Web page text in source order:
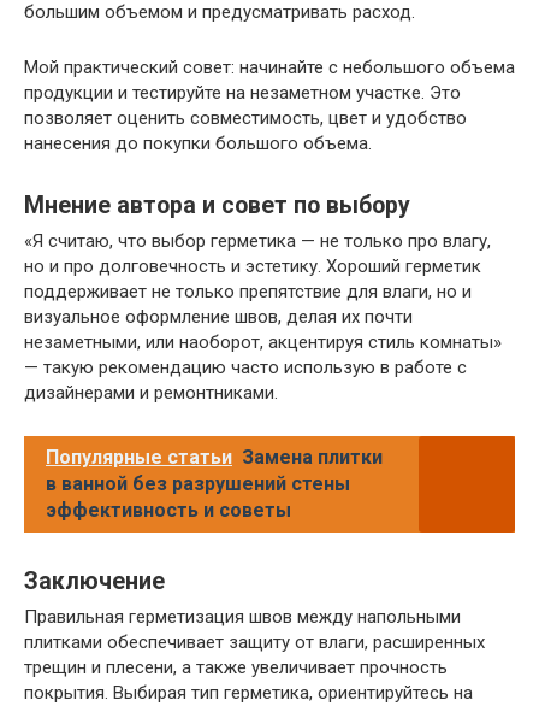
большим объемом и предусматривать расход.
Мой практический совет: начинайте с небольшого объема
продукции и тестируйте на незаметном участке. Это
позволяет оценить совместимость, цвет и удобство
нанесения до покупки большого объема.
Мнение автора и совет по выбору
«Я считаю, что выбор герметика — не только про влагу,
но и про долговечность и эстетику. Хороший герметик
поддерживает не только препятствие для влаги, но и
визуальное оформление швов, делая их почти
незаметными, или наоборот, акцентируя стиль комнаты»
— такую рекомендацию часто использую в работе с
дизайнерами и ремонтниками.
Популярные статьи Замена плитки
в ванной без разрушений стены
эффективность и советы
Заключение
Правильная герметизация швов между напольными
плитками обеспечивает защиту от влаги, расширенных
трещин и плесени, а также увеличивает прочность
покрытия. Выбирая тип герметика, ориентируйтесь на